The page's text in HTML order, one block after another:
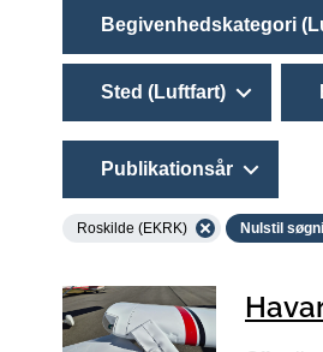
Begivenhedskategori
Sted (Luftfart)
Publikationsår
Roskilde (EKRK) Nulstil